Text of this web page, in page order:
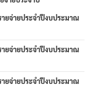
ยจ่ายประจำปีงบประมาณ
ยจ่ายประจำปีงบประมาณ
ยจ่ายประจำปีงบประมาณ